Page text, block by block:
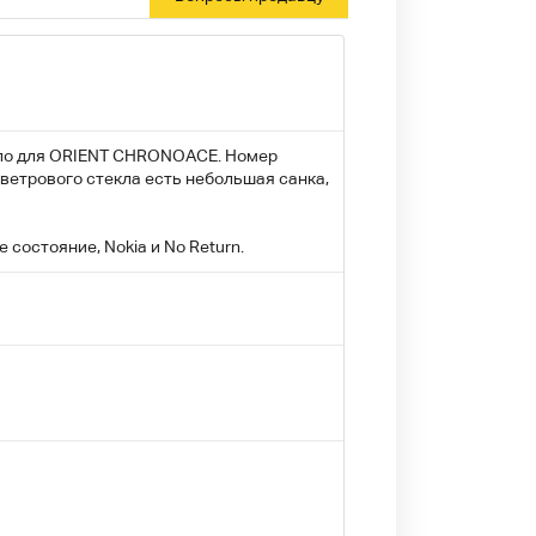
для ORIENT CHRONOACE. Номер
стекла есть небольшая санка,
Nokia и No Return.